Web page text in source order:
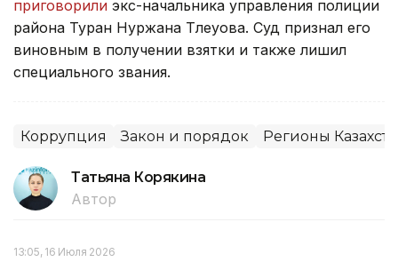
приговорили экс-начальника управления полиции
района Туран Нуржана Тлеуова. Суд признал его
виновным в получении взятки и также лишил
специального звания.
Коррупция Закон и порядок Регионы
Татьяна Корякина
Автор
13:05, 16 Июля 2026